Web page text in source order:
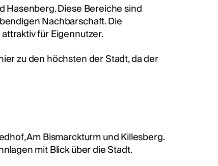
Hasenberg. Diese Bereiche sind
Nachbarschaft. Die
für Eigennutzer.
zu den höchsten der Stadt, da der
Am Bismarckturm und Killesberg.
mit Blick über die Stadt.